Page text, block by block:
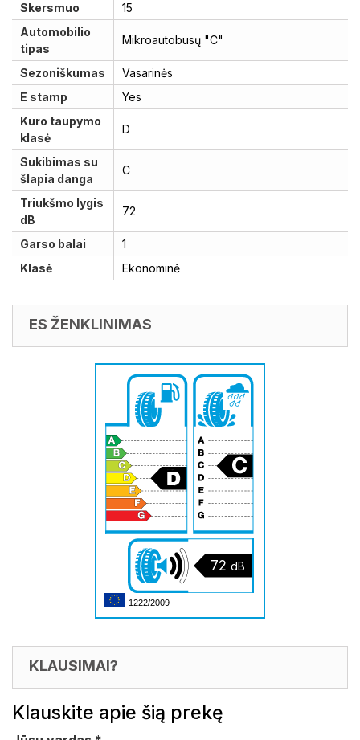
Skersmuo
15
Automobilio
tipas
Mikroautobusų "C"
Sezoniškumas
Vasarinės
E stamp
Yes
Kuro taupymo
klasė
D
Sukibimas su
šlapia danga
C
Triukšmo lygis
dB
72
Garso balai
1
Klasė
Ekonominė
ES ŽENKLINIMAS
72 dB
1222/2009
KLAUSIMAI?
Klauskite apie šią prekę